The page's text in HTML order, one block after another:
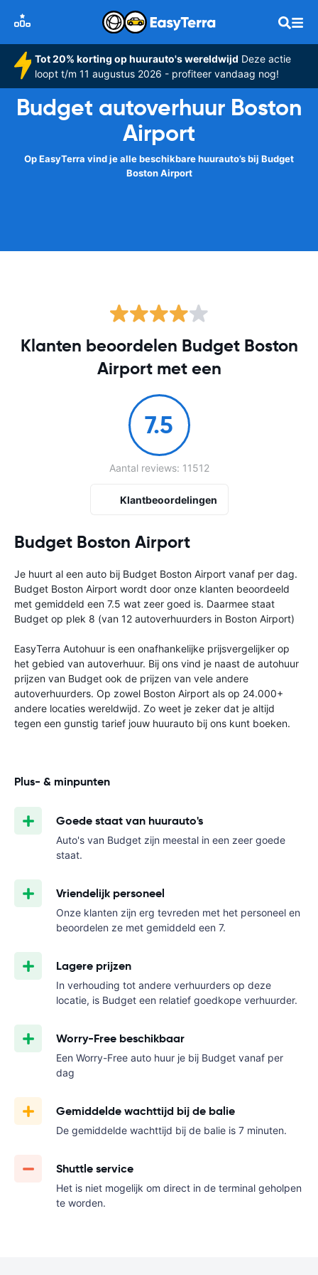
Tot 20% korting op huurauto's wereldwijd Deze actie
loopt t/m 11 augustus 2026 - profiteer vandaag nog!
Budget autoverhuur Boston
Airport
Op EasyTerra vind je alle beschikbare huurauto’s bij Budget
Boston Airport
Budget Boston Airport
Je huurt al een auto bij Budget Boston Airport vanaf per dag.
Budget Boston Airport wordt door onze klanten beoordeeld
met gemiddeld een 7.5 wat zeer goed is. Daarmee staat
Budget op plek 8 (van 12 autoverhuurders in Boston Airport)
EasyTerra Autohuur is een onafhankelijke prijsvergelijker op
het gebied van autoverhuur. Bij ons vind je naast de autohuur
prijzen van Budget ook de prijzen van vele andere
autoverhuurders. Op zowel Boston Airport als op 24.000+
andere locaties wereldwijd. Zo weet je zeker dat je altijd
tegen een gunstig tarief jouw huurauto bij ons kunt boeken.
Plus- & minpunten
Goede staat van huurauto's
Auto's van Budget zijn meestal in een zeer goede
staat.
Vriendelijk personeel
Onze klanten zijn erg tevreden met het personeel en
beoordelen ze met gemiddeld een 7.
Lagere prijzen
In verhouding tot andere verhuurders op deze
locatie, is Budget een relatief goedkope verhuurder.
Worry-Free beschikbaar
Een Worry-Free auto huur je bij Budget vanaf per
dag
Gemiddelde wachttijd bij de balie
De gemiddelde wachttijd bij de balie is 7 minuten.
Shuttle service
Het is niet mogelijk om direct in de terminal geholpen
te worden.
Klanten beoordelen Budget Boston
Airport met een
7.5
Aantal reviews: 11512
Klantbeoordelingen